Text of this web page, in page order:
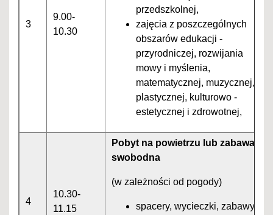
3
9.00-
10.30
przedszkolnej,
zajęcia z poszczególnych
obszarów edukacji -
przyrodniczej, rozwijania
mowy i myślenia,
matematycznej, muzycznej,
plastycznej, kulturowo -
estetycznej i zdrowotnej,
4
10.30-
11.15
Pobyt na powietrzu lub zabawa
swobodna
(w zależności od pogody)
spacery, wycieczki, zabawy